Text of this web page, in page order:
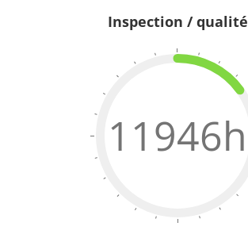
Inspection / qualité
11946h